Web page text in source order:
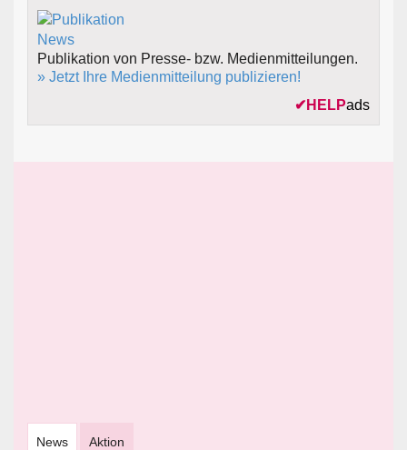
Publikation von Presse- bzw. Medienmitteilungen.
» Jetzt Ihre Medienmitteilung publizieren!
✔ HELPads
News Aktion